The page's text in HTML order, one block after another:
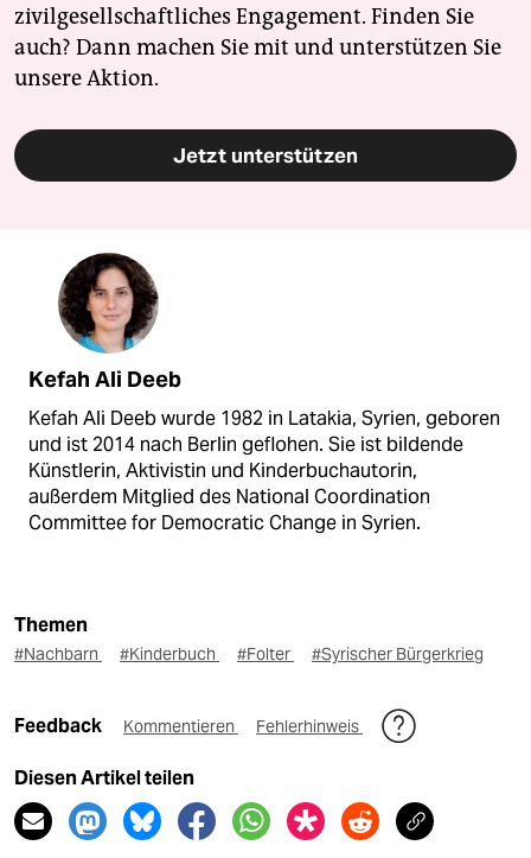
zivilgesellschaftliches Engagement. Finden Sie
auch? Dann machen Sie mit und unterstützen Sie
unsere Aktion.
Jetzt unterstützen
Kefah Ali Deeb
Kefah Ali Deeb wurde 1982 in Latakia, Syrien, geboren
und ist 2014 nach Berlin geflohen. Sie ist bildende
Künstlerin, Aktivistin und Kinderbuchautorin,
außerdem Mitglied des National Coordination
Committee for Democratic Change in Syrien.
Themen
#Nachbarn #Kinderbuch #Folter #Syrischer Bürgerkrieg
Feedback Kommentieren Fehlerhinweis
Diesen Artikel teilen